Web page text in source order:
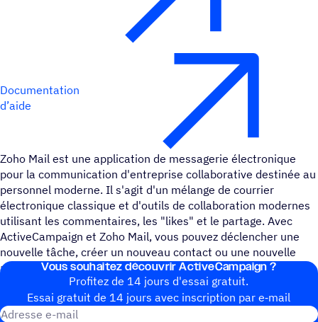
Documentation
d’aide
Zoho Mail est une application de messagerie électronique
pour la communication d'entreprise collaborative destinée au
personnel moderne. Il s'agit d'un mélange de courrier
électronique classique et d'outils de collaboration modernes
utilisant les commentaires, les "likes" et le partage. Avec
ActiveCampaign et Zoho Mail, vous pouvez déclencher une
nouvelle tâche, créer un nouveau contact ou une nouvelle
affaire, et mettre à jour un contact ou une affaire existant.
Vous souhai­tez découvrir ActiveCampaign ?
Profitez de 14 jours d'essai gratuit.
Essai gratuit de 14 jours avec inscrip­tion par e‑mail